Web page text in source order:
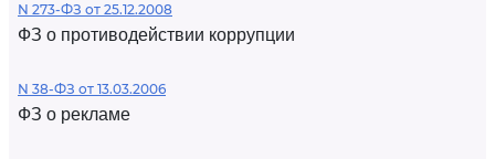
N 273-ФЗ от 25.12.2008
ФЗ о противодействии коррупции
N 38-ФЗ от 13.03.2006
ФЗ о рекламе